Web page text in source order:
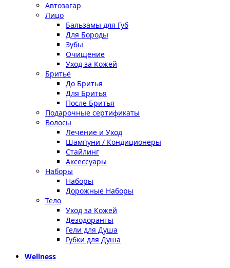
Автозагар
Лицо
Бальзамы для Губ
Для Бороды
Зубы
Очищение
Уход за Кожей
Бритьё
До Бритья
Для Бритья
После Бритья
Подарочные сертификаты
Волосы
Лечение и Уход
Шампуни / Кондиционеры
Стайлинг
Аксессуары
Наборы
Наборы
Дорожные Наборы
Тело
Уход за Кожей
Дезодоранты
Гели для Душа
Губки для Душа
Wellness